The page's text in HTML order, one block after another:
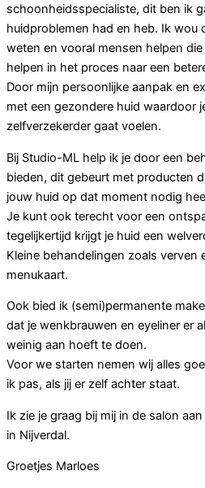
schoonheidsspecialiste, dit ben ik
huidproblemen had en heb. Ik wou
weten en vooral mensen helpen
helpen in het proces naar een
Door mijn persoonlijke aanpak en
met een gezondere huid waardoor
zelfverzekerder gaat voelen.
Bij Studio-ML help ik je door een
bieden, dit gebeurt met producten
jouw huid op dat moment nodig
Je kunt ook terecht voor een
tegelijkertijd krijgt je huid een
Kleine behandelingen zoals
menukaart.
Ook bied ik (semi)permanente
dat je wenkbrauwen en eyeliner er
weinig aan hoeft te doen.
Voor we starten nemen wij alles
ik pas, als jij er zelf achter staat.
Ik zie je graag bij mij in de salon
in Nijverdal.
Groetjes Marloes